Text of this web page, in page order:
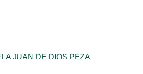
JUAN DE DIOS PEZA